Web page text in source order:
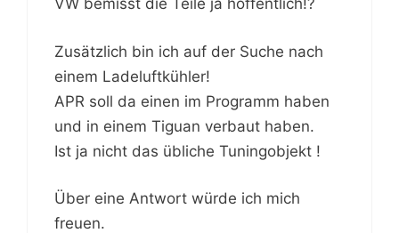
VW bemisst die Teile ja hoffentlich!?
Zusätzlich bin ich auf der Suche nach
einem Ladeluftkühler!
APR soll da einen im Programm haben
und in einem Tiguan verbaut haben.
Ist ja nicht das übliche Tuningobjekt !
Über eine Antwort würde ich mich
freuen.